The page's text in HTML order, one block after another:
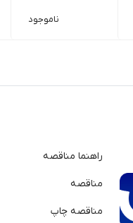
ناموجود
راهنما مناقصه
مناقصه
مناقصه چاپ